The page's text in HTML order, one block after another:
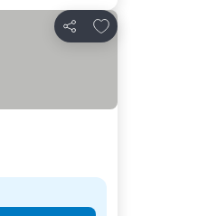
Compartir
Agregar a favoritos